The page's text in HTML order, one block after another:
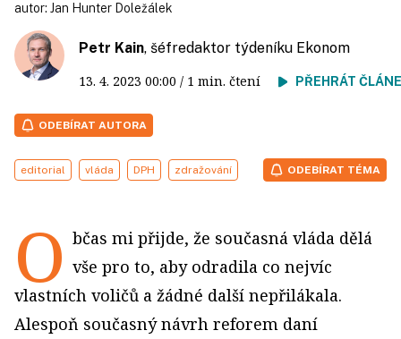
autor: Jan Hunter Doležálek
Petr Kain, šéfredaktor týdeníku Ekonom
13. 4. 2023 00:00 / 1 min. čtení PŘEHRÁT
ODEBÍRAT AUTORA
editorial vláda DPH zdražování ODEBÍRAT TÉMA
O bčas mi přijde, že současná vláda dělá
vše pro to, aby odradila co nejvíc
vlastních voličů a žádné další nepřilákala.
Alespoň současný návrh reforem daní